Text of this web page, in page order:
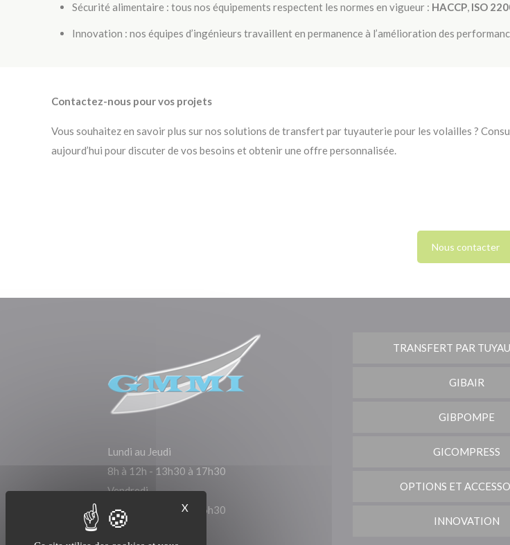
Sécurité alimentaire : tous nos équipements respectent les normes en vigueur : HACCP, ISO
Innovation : nos équipes d’ingénieurs travaillent en permanence à l’amélioration des
Contactez-nous pour vos projets
Vous souhaitez en savoir plus sur nos solutions de transfert par tuyauterie pour les volailles ?
aujourd’hui pour discuter de vos besoins et obtenir une offre personnalisée.
Nous contacter
Lundi au Jeudi
8h à 12h - 13h30 à 17h30
Vendredi
8h à 12h - 13h30 à 16h30
TRANSFERT PAR
GIBAIR
GIBPOMPE
GICOMPRESS
OPTIONS ET
INNOVATION
X